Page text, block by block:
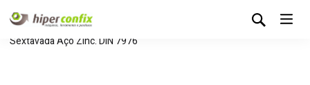
Início Loja Hipertintas
Parafuso
Sextavada Aço Zinc. DIN 7976